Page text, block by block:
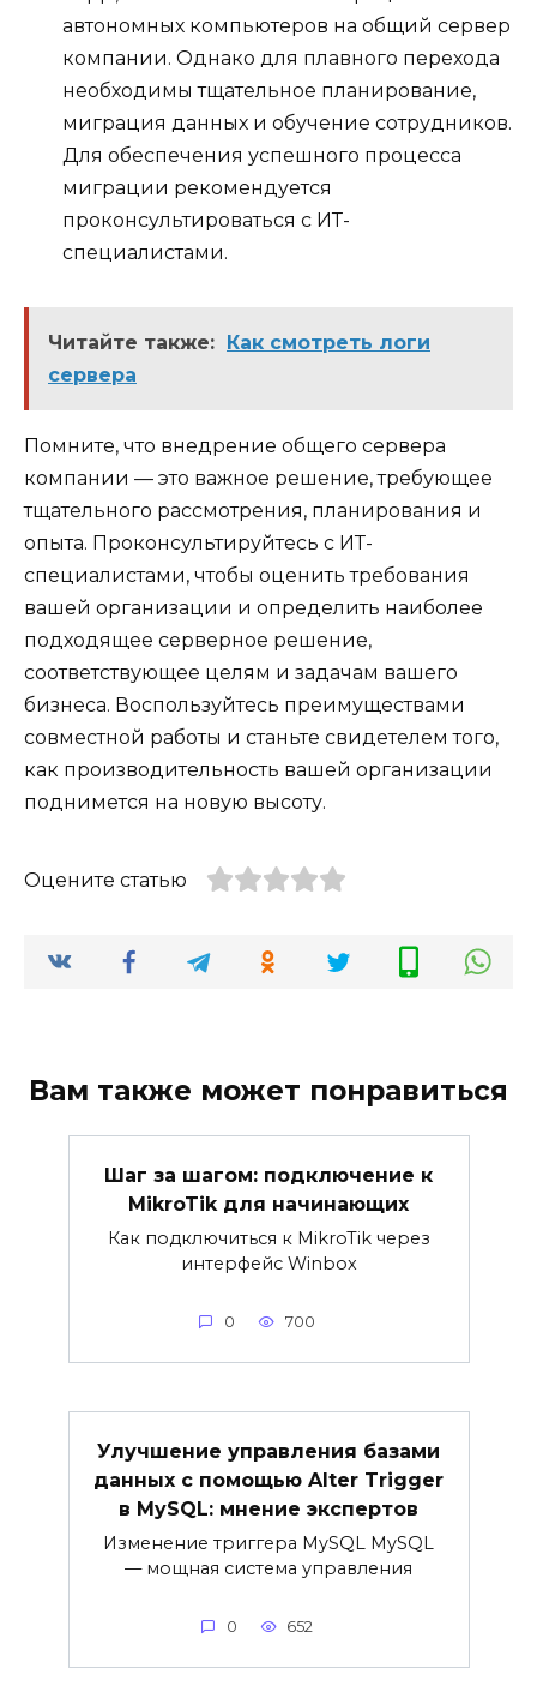
автономных компьютеров на общий сервер
компании. Однако для плавного перехода
необходимы тщательное планирование,
миграция данных и обучение сотрудников.
Для обеспечения успешного процесса
миграции рекомендуется
проконсультироваться с ИТ-
специалистами.
Читайте также: Как смотреть логи
сервера
Помните, что внедрение общего сервера
компании — это важное решение, требующее
тщательного рассмотрения, планирования и
опыта. Проконсультируйтесь с ИТ-
специалистами, чтобы оценить требования
вашей организации и определить наиболее
подходящее серверное решение,
соответствующее целям и задачам вашего
бизнеса. Воспользуйтесь преимуществами
совместной работы и станьте свидетелем того,
как производительность вашей организации
поднимется на новую высоту.
Оцените статью
Вам также может понравиться
Шаг за шагом: подключение к
MikroTik для начинающих
Как подключиться к MikroTik через
интерфейс Winbox
0 700
Улучшение управления базами
данных с помощью Alter Trigger
в MySQL: мнение экспертов
Изменение триггера MySQL MySQL
— мощная система управления
0 652